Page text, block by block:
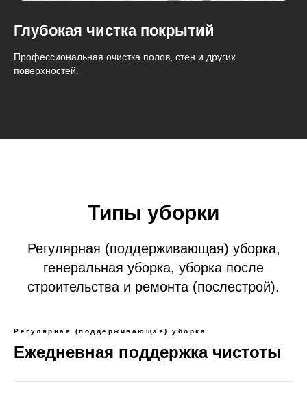
Глубокая чистка покрытий
Профессиональная очистка полов, стен и других
поверхностей.
Типы уборки
Регулярная (поддерживающая) уборка,
генеральная уборка, уборка после
строительства и ремонта (послестрой).
Регулярная (поддерживающая) уборка
Ежедневная поддержка чистоты